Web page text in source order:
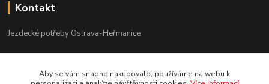
Kontakt
Jezdecké potřeby Ostrava-Heřmanice
Po-Pá 9:30 - 17:30
Aby se vám snadno nakupovalo, používáme na webu k